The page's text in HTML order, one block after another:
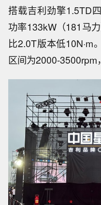
搭载吉利劲擎1.5TD
功率133kW（181马
比2.0T版本低10N·m
区间为2000-3500rpm